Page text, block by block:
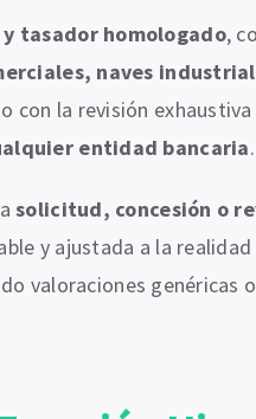
tasador homologado,
naves
con la revisión
entidad bancaria.
solicitud, concesión o
y ajustada a la
valoraciones